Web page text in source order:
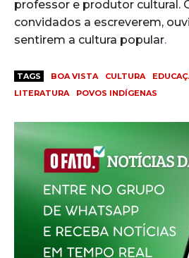
professor e produtor cultural.
convidados a escreverem,
sentirem a cultura popular.
TAGS BOA VISTA CULTURA
LITERATURA
POVOS INDÍGENAS